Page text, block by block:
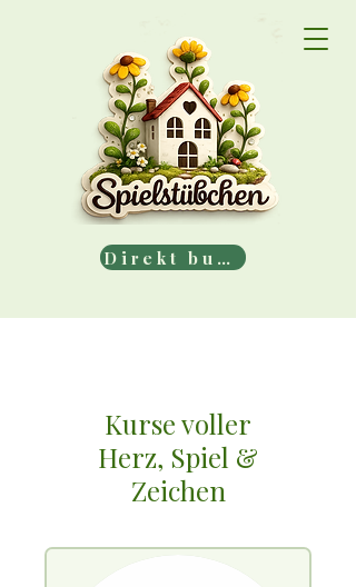
Direkt buchen
Kurse voller
Herz, Spiel &
Zeichen